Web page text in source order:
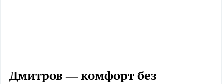
Дмитров — комфорт без